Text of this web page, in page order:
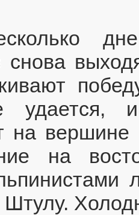
снова
удается, и
на
на
Штулу.